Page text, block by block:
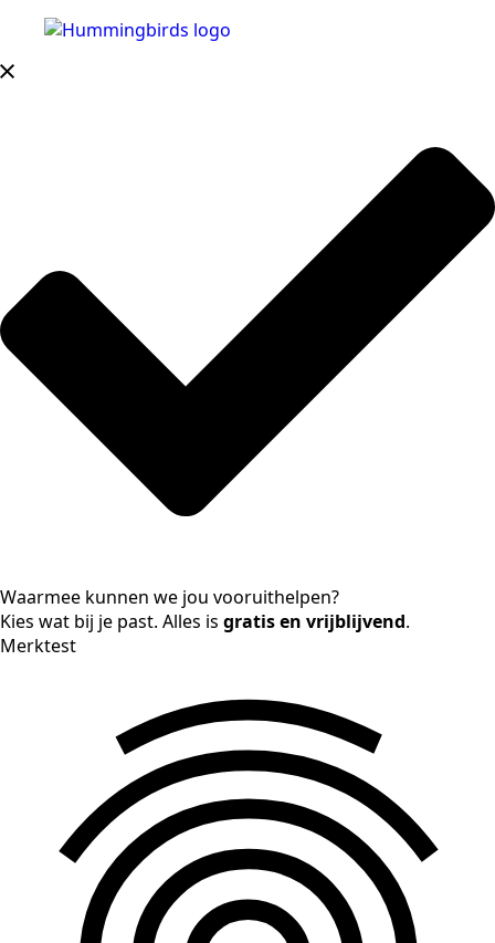
Waarmee kunnen we jou vooruithelpen?
Kies wat bij je past. Alles is gratis en vrijblijvend.
Merktest